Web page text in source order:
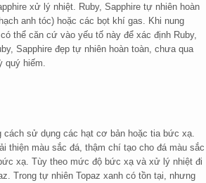
xử lý nhiệt. Ruby, Sapphire tự nhiên hoàn
anh tóc) hoặc các bọt khí gas. Khi nung
thể căn cứ vào yếu tố này để xác định Ruby,
Sapphire đẹp tự nhiên hoàn toàn, chưa qua
hiếm.
sử dụng các hạt cơ bản hoặc tia bức xạ.
màu sắc đá, thậm chí tạo cho đá màu sắc
xạ. Tùy theo mức độ bức xạ và xử lý nhiệt đi
Trong tự nhiên Topaz xanh có tồn tại, nhưng